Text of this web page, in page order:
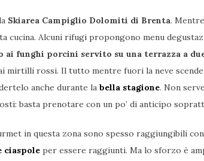
Skiarea Campiglio Dolomiti di Brenta.
cucina. Alcuni rifugi propongono menu
funghi porcini servito su una terrazza a
mirtilli rossi. Il tutto mentre fuori la neve
anche durante la bella stagione. Non
basta prenotare con un po’ di anticipo
in questa zona sono spesso raggiungibili
ciaspole per essere raggiunti. Ma lo sforzo è